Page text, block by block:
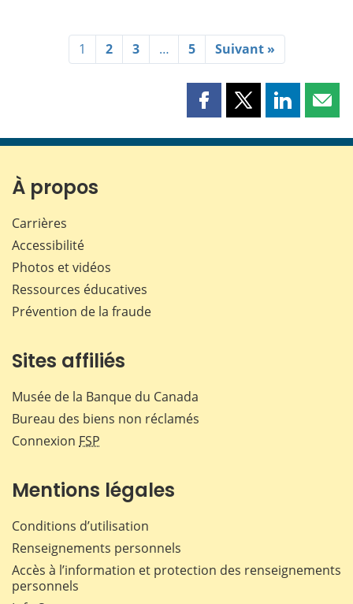
1 2 3 … 5 Suivant »
Partager
page
Partager
page
Partager
page page
À propos
Carrières
Accessibilité
Photos et vidéos
Ressources éducatives
Prévention de la fraude
Sites affiliés
Musée de la Banque du Canada
Bureau des biens non réclamés
Connexion FSP
Mentions légales
Conditions d’utilisation
Renseignements personnels
Accès à l’information et protection des renseignements
personnels